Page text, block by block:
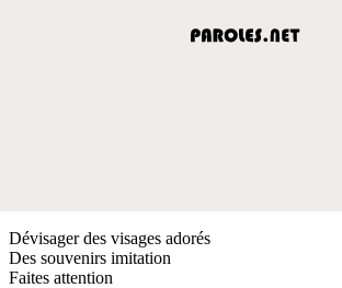
Dévisager des visages adorés
Des souvenirs imitation
Faites attention